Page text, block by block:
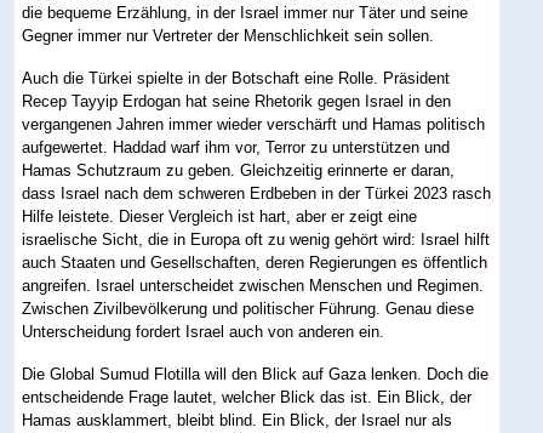
die bequeme Erzählung, in der Israel immer nur Täter und seine
Gegner immer nur Vertreter der Menschlichkeit sein sollen.
Auch die Türkei spielte in der Botschaft eine Rolle. Präsident
Recep Tayyip Erdogan hat seine Rhetorik gegen Israel in den
vergangenen Jahren immer wieder verschärft und Hamas politisch
aufgewertet. Haddad warf ihm vor, Terror zu unterstützen und
Hamas Schutzraum zu geben. Gleichzeitig erinnerte er daran,
dass Israel nach dem schweren Erdbeben in der Türkei 2023 rasch
Hilfe leistete. Dieser Vergleich ist hart, aber er zeigt eine
israelische Sicht, die in Europa oft zu wenig gehört wird: Israel hilft
auch Staaten und Gesellschaften, deren Regierungen es öffentlich
angreifen. Israel unterscheidet zwischen Menschen und Regimen.
Zwischen Zivilbevölkerung und politischer Führung. Genau diese
Unterscheidung fordert Israel auch von anderen ein.
Die Global Sumud Flotilla will den Blick auf Gaza lenken. Doch die
entscheidende Frage lautet, welcher Blick das ist. Ein Blick, der
Hamas ausklammert, bleibt blind. Ein Blick, der Israel nur als